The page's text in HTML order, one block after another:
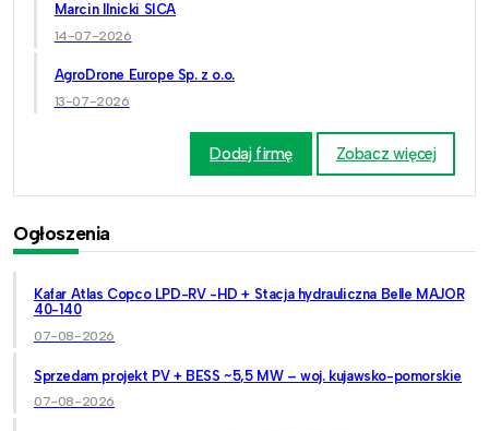
Marcin Ilnicki SICA
14-07-2026
AgroDrone Europe Sp. z o.o.
13-07-2026
Dodaj firmę Zobacz więcej
Ogłoszenia
Kafar Atlas Copco LPD-RV -HD + Stacja hydrauliczna Belle MAJOR
40-140
07-08-2026
Sprzedam projekt PV + BESS ~5,5 MW – woj. kujawsko-pomorskie
07-08-2026